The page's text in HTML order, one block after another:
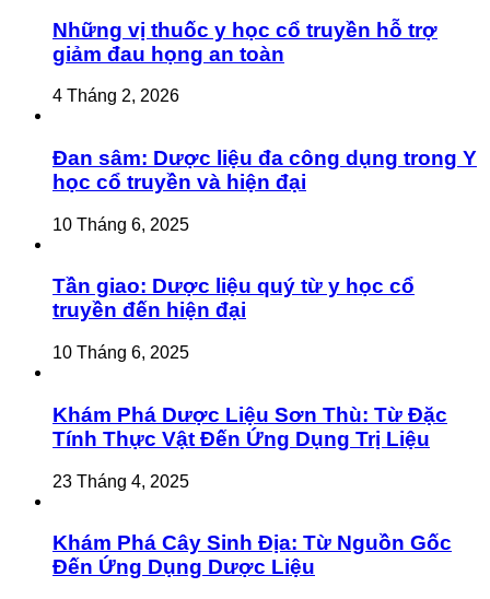
Những vị thuốc y học cổ truyền hỗ trợ
giảm đau họng an toàn
4 Tháng 2, 2026
Đan sâm: Dược liệu đa công dụng trong Y
học cổ truyền và hiện đại
10 Tháng 6, 2025
Tần giao: Dược liệu quý từ y học cổ
truyền đến hiện đại
10 Tháng 6, 2025
Khám Phá Dược Liệu Sơn Thù: Từ Đặc
Tính Thực Vật Đến Ứng Dụng Trị Liệu
23 Tháng 4, 2025
Khám Phá Cây Sinh Địa: Từ Nguồn Gốc
Đến Ứng Dụng Dược Liệu